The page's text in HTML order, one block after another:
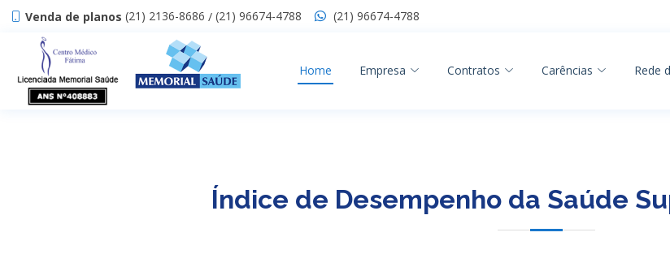
Venda de planos (21) 2136-8686 / (21) 96674-4788 (21) 96674-4788
Home Empresa Contratos Carências Rede
Índice de Desempenho da Saúde